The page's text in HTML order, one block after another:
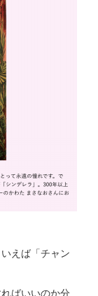
えば「チャン
ばいいのか分